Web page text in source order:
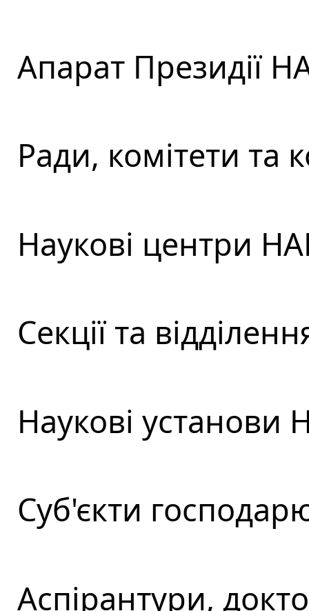
Апарат Президії
Ради, комітети та
Наукові центри
Секції та
Наукові установи
Cуб'єкти
Аспірантури,